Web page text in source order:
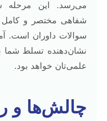
می‌رسد. این مرحله
شفاهی مختصر و
سوالات داوران است.
نشان‌دهنده تسلط شما
علمی‌تان خواهد بود.
چالش‌ها و